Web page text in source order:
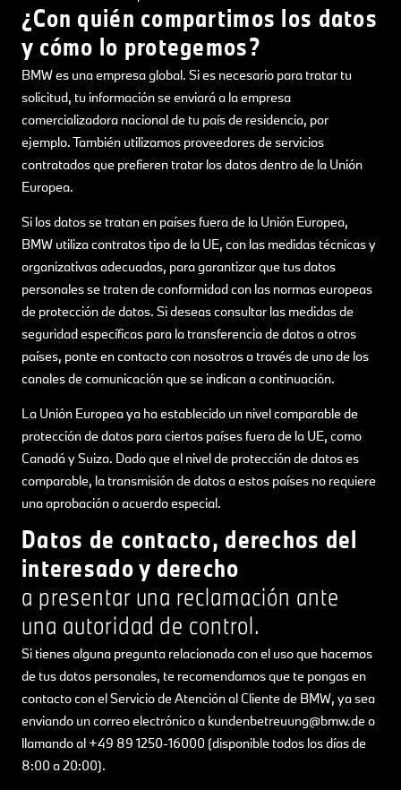
¿Con quién compartimos los datos
y cómo lo protegemos?
BMW es una empresa global. Si es necesario para tratar tu
solicitud, tu información se enviará a la empresa
comercializadora nacional de tu país de residencia, por
ejemplo. También utilizamos proveedores de servicios
contratados que prefieren tratar los datos dentro de la Unión
Europea.
Si los datos se tratan en países fuera de la Unión Europea,
BMW utiliza contratos tipo de la UE, con las medidas técnicas y
organizativas adecuadas, para garantizar que tus datos
personales se traten de conformidad con las normas europeas
de protección de datos. Si deseas consultar las medidas de
seguridad específicas para la transferencia de datos a otros
países, ponte en contacto con nosotros a través de uno de los
canales de comunicación que se indican a continuación.
La Unión Europea ya ha establecido un nivel comparable de
protección de datos para ciertos países fuera de la UE, como
Canadá y Suiza. Dado que el nivel de protección de datos es
comparable, la transmisión de datos a estos países no requiere
una aprobación o acuerdo especial.
Datos de contacto, derechos del
interesado y derecho
a presentar una reclamación ante
una autoridad de control.
Si tienes alguna pregunta relacionada con el uso que hacemos
de tus datos personales, te recomendamos que te pongas en
contacto con el Servicio de Atención al Cliente de BMW, ya sea
enviando un correo electrónico a kundenbetreuung@bmw.de o
llamando al +49 89 1250-16000 (disponible todos los días de
8:00 a 20:00).